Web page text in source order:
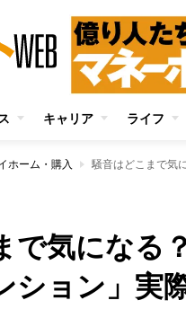
キャリア ライフ
ホーム・購入
で気になる
ション」実